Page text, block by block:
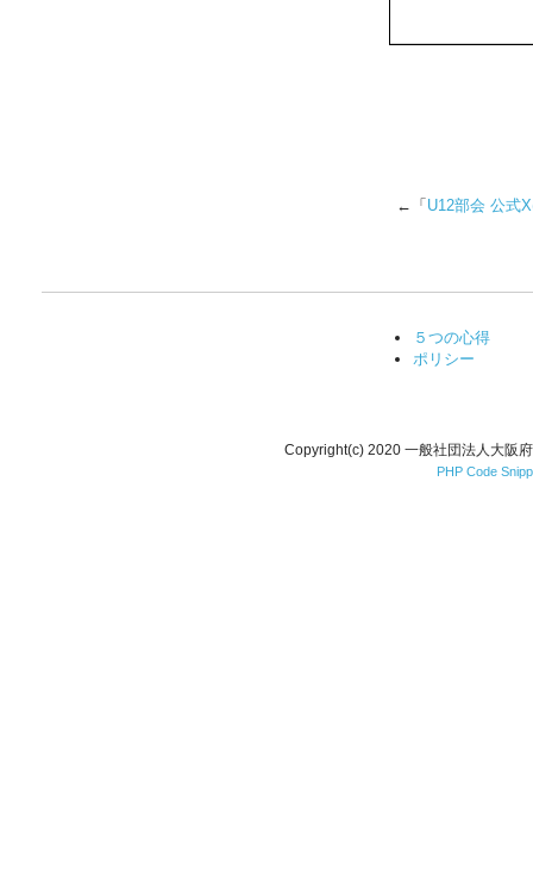
←「 U12部会 公式
５つの心得
ポリシー
Copyright(c) 2020 一般社団法人大阪
PHP Code